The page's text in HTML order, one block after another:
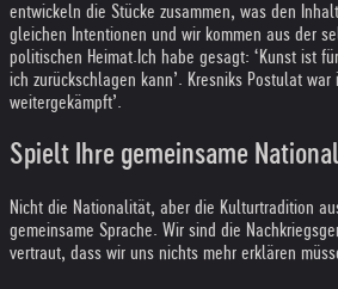
entwickeln die Stücke zusammen, was den
gleichen Intentionen und wir kommen aus der
politischen Heimat. Ich habe gesagt: ‘Kunst ist
ich zurückschlagen kann’. Kresniks Postulat war
weitergekämpft’.
Spielt Ihre gemeinsame
Nicht die Nationalität, aber die Kulturtradition
gemeinsame Sprache. Wir sind die
vertraut, dass wir uns nichts mehr erklären